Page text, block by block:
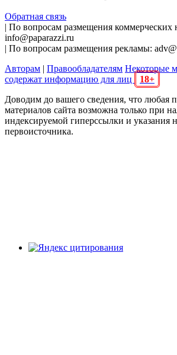
Обратная связь
| По вопросам размещения коммерческих
info@paparazzi.ru
| По вопросам размещения рекламы:
Авторам | Правообладателям Некоторые
содержат информацию для лиц
18+
Доводим до вашего сведения, что любая
материалов сайта возможна только при
индексируемой гиперссылки и указания
первоисточника.